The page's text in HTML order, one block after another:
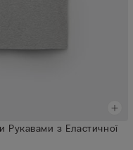
Рукавами з Еластичної